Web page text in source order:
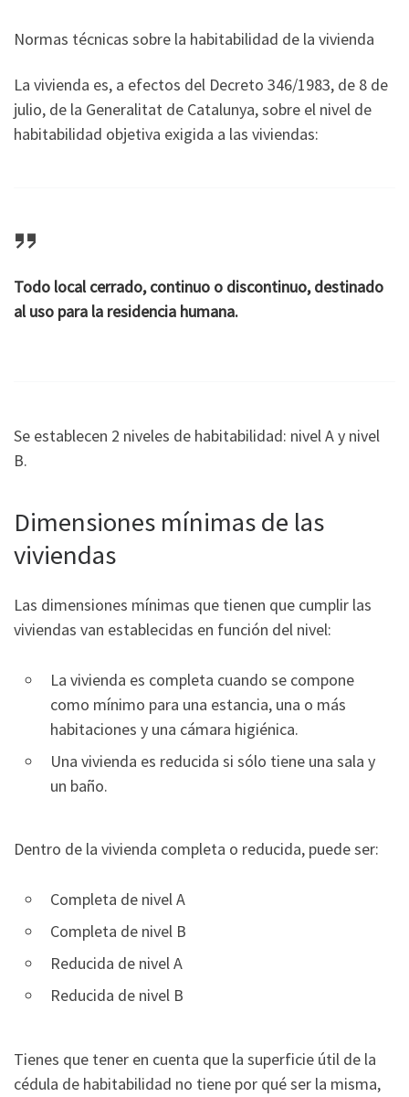
Normas técnicas sobre la habitabilidad de la vivienda
La vivienda es, a efectos del Decreto 346/1983, de 8 de
julio, de la Generalitat de Catalunya, sobre el nivel de
habitabilidad objetiva exigida a las viviendas:
Todo local cerrado, continuo o discontinuo, destinado
al uso para la residencia humana.
Se establecen 2 niveles de habitabilidad: nivel A y nivel
B.
Dimensiones mínimas de las
viviendas
Las dimensiones mínimas que tienen que cumplir las
viviendas van establecidas en función del nivel:
La vivienda es completa cuando se compone
como mínimo para una estancia, una o más
habitaciones y una cámara higiénica.
Una vivienda es reducida si sólo tiene una sala y
un baño.
Dentro de la vivienda completa o reducida, puede ser:
Completa de nivel A
Completa de nivel B
Reducida de nivel A
Reducida de nivel B
Tienes que tener en cuenta que la superficie útil de la
cédula de habitabilidad no tiene por qué ser la misma,